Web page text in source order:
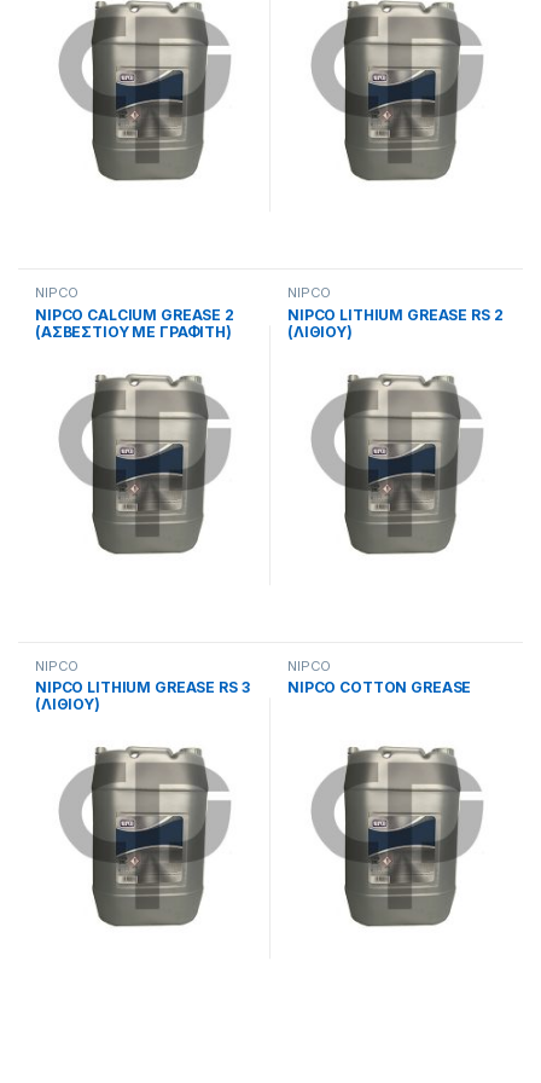
NIPCO
NIPCO CALCIUM GREASE 2
(ΑΣΒΕΣΤΙΟΥ ΜΕ ΓΡΑΦΙΤΗ)
NIPCO
NIPCO LITHIUM GREASE RS 2
(ΛΙΘΙΟΥ)
NIPCO
NIPCO LITHIUM GREASE RS 3
(ΛΙΘΙΟΥ)
NIPCO
NIPCO COTTON GREASE